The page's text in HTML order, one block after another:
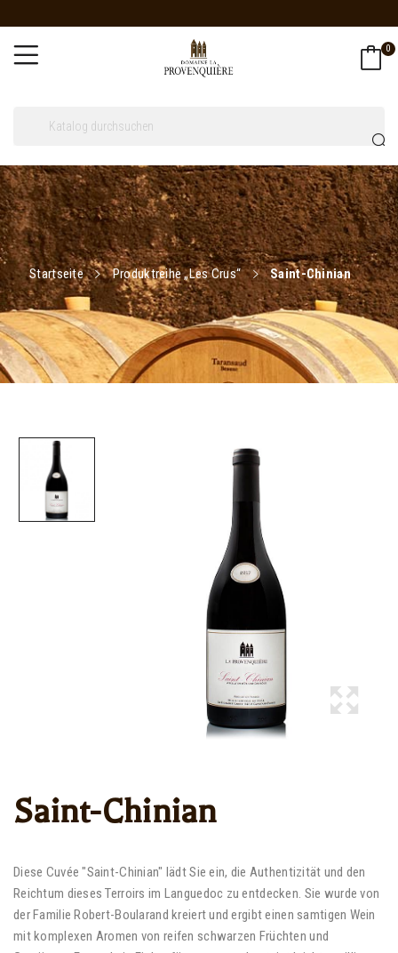
0
Startseite Produktreihe „Les Crus“ Saint-Chinian
Saint-Chinian
Diese Cuvée "Saint-Chinian" lädt Sie ein, die Authentizität und den
Reichtum dieses Terroirs im Languedoc zu entdecken. Sie wurde von
der Familie Robert-Boularand kreiert und ergibt einen samtigen Wein
mit komplexen Aromen von reifen schwarzen Früchten und